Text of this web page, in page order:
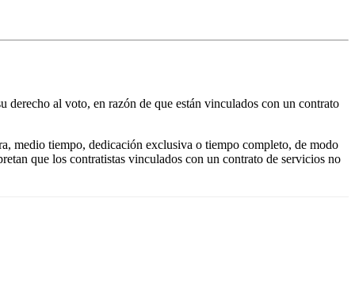
derecho al voto, en razón de que están vinculados con un contrato
medio tiempo, dedicación exclusiva o tiempo completo, de modo
que los contratistas vinculados con un contrato de servicios no